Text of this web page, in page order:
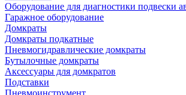
Оборудование для диагностики подвески
Гаражное оборудование
Домкраты
Домкраты подкатные
Пневмогидравлические домкраты
Бутылочные домкраты
Аксессуары для домкратов
Подставки
Пневмоинструмент